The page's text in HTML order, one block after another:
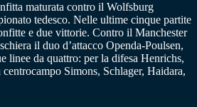
maturata contro il Wolfsburg
tedesco. Nelle ultime cinque partite
e due vittorie. Contro il Manchester
il duo d’attacco Openda-Poulsen,
linee da quattro: per la difesa Henrichs,
Simons, Schlager, Haidara,